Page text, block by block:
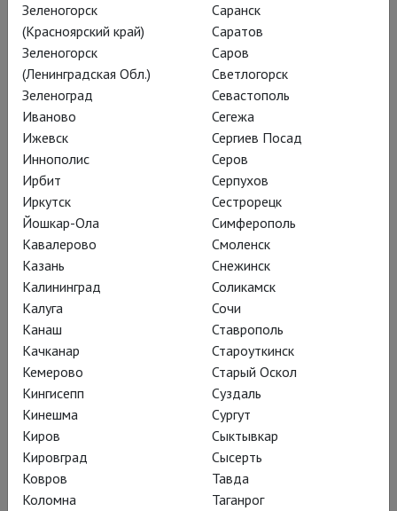
Его шекспировская карьера началась в RSC в 1982 году с
роли шута в «Короле Лире». Главный же прорыв произошел
два года спустя, когда Энтони Шер исполнил главную роль
в «Ричарде III» в постановке Билл Александера. В своей
актерской трактовке роли Энтони Шер ушел от
политических аллюзий, волновавших его
предшественников, и показал сущность убийцы, чья
личность находится под глубоким и опасным воздействием
его болезни и физической формы. Это принесло актеру
восторг от не слишком щедрой на похвалы английской
критики и премию Лоуренса Оливье.
Вторую премию Лоуренса Оливье Энтони Шер получил в
1997 году за роль Стэнли Спенсера в драме «Стэнли» на
сцене Национального театра. Впоследствии Энтони Шер
был номинирован на премию Оливье еще два раза.
Среди его ролей в театре были Шейлок, Мальволио, Вендис
в «Трагедии мстителя», Яго, Макбет, Леонт, Просперо.
Последние роли на сцене RSC - Фальстаф в «Генрих IV,
часть 1» и «Генрих IV, часть 2» в 2014 году и главная роль в
«Короле Лире» в 2016 году. Оба спектакля поставил
Грегори Доран.
Зеленогорск
(Красноярский край)
Зеленогорск
(Ленинградская Обл.)
Зеленоград
Иваново
Ижевск
Иннополис
Ирбит
Иркутск
Йошкар-Ола
Кавалерово
Казань
Калининград
Калуга
Канаш
Качканар
Кемерово
Кингисепп
Кинешма
Киров
Кировград
Ковров
Коломна
Саранск
Саратов
Саров
Светлогорск
Севастополь
Сегежа
Сергиев Посад
Серов
Серпухов
Сестрорецк
Симферополь
Смоленск
Снежинск
Соликамск
Сочи
Ставрополь
Староуткинск
Старый Оскол
Суздаль
Сургут
Сыктывкар
Сысерть
Тавда
Таганрог